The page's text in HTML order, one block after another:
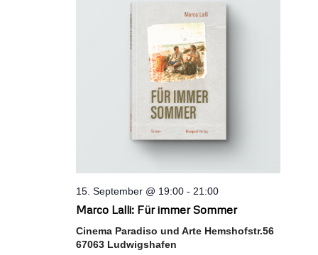
Marco Lalli: Für immer Sommer
15. September @ 19:00 -21:00
Cinema Paradiso und Arte Hemshofstr.56
67063 Ludwigshafen